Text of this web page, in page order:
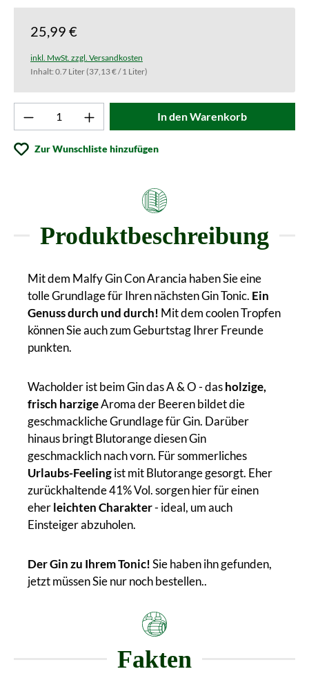
25,99 €
inkl. MwSt. zzgl. Versandkosten
Inhalt: 0.7 Liter(37,13 € / 1 Liter)
Produkt Anzahl: Gib den gewünschten
In den Warenkorb
Zur Wunschliste hinzufügen
Produktbeschreibung
Mit dem Malfy Gin Con Arancia haben Sie eine
tolle Grundlage für Ihren nächsten Gin Tonic. Ein
Genuss durch und durch! Mit dem coolen Tropfen
können Sie auch zum Geburtstag Ihrer Freunde
punkten.
Wacholder ist beim Gin das A & O - dasholzige,
frisch harzigeAroma der Beeren bildet die
geschmackliche Grundlage für Gin. Darüber
hinaus bringt Blutorange diesen Gin
geschmacklich nach vorn. Für sommerliches
Urlaubs-Feelingist mit Blutorange gesorgt. Eher
zurückhaltende 41% Vol. sorgen hier für einen
eherleichten Charakter- ideal, um auch
Einsteiger abzuholen.
Der Gin zu Ihrem Tonic!Sie haben ihn gefunden,
jetzt müssen Sie nur noch bestellen..
Fakten